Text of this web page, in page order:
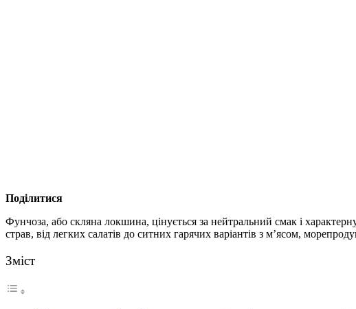
Поділитися
Фунчоза, або скляна локшина, цінується за нейтральний смак і
страв, від легких салатів до ситних гарячих варіантів з м’ясом,
Зміст